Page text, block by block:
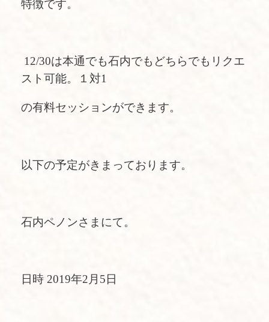
特徴です。
12/30は本通でも石内でもどちらでもリクエ
スト可能。１対1
の有料セッションができます。
以下の予定がきまっております。
石内ペノンさまにて。
日時 2019年2月5日